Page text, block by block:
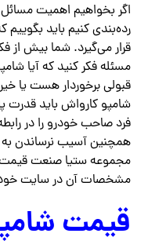
اگر بخواهیم اهمیت
رده‌بندی کنیم باید
قرار می‌گیرد. شما بیش از
مسئله فکر کنید که آیا
قبولی برخوردار هست یا
شامپو کارواش باید قدرت
فرد صاحب خودرو را در
همچنین آسیب نرساندن
مجموعه ستیا صنعت قیمت
مشخصات آن در سایت خود
قیمت